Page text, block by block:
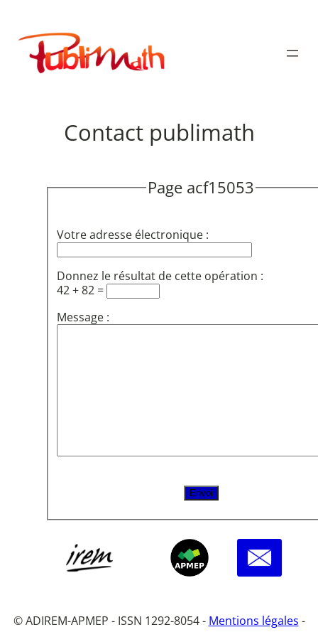
contenu
Publimath
Contact publimath
Page acf15053
Votre adresse électronique :
Donnez le résultat de cette opération :
42 + 82 =
Message :
© ADIREM-APMEP - ISSN 1292-8054 - Mentions légales -